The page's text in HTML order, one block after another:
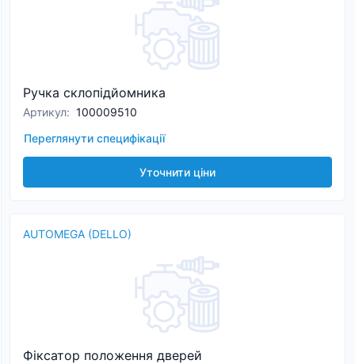
Ручка склопідйомника
Артикул: 100009510
Переглянути специфікації
Уточнити ціни
AUTOMEGA (DELLO)
Фіксатор положення дверей